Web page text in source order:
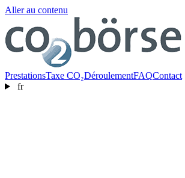
Aller au contenu
PrestationsTaxe CO₂DéroulementFAQContact
fr